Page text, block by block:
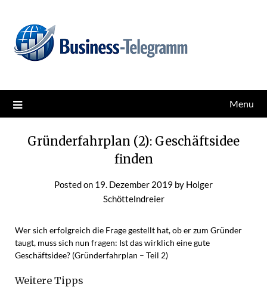
content
Business-Telegramm
Menu
Gründerfahrplan (2): Geschäftsidee
finden
Posted on 19. Dezember 2019 by Holger
Schöttelndreier
Wer sich erfolgreich die Frage gestellt hat, ob er zum Gründer
taugt, muss sich nun fragen: Ist das wirklich eine gute
Geschäftsidee? (Gründerfahrplan – Teil 2)
Weitere Tipps